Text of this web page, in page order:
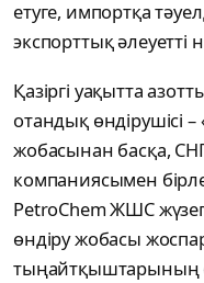
етуге, импортқа
экспорттық әлеуетті
Қазіргі уақытта
отандық өндірушісі –
жобасынан басқа,
компаниясымен
PetroChem ЖШС
өндіру жобасы
тыңайтқыштарының